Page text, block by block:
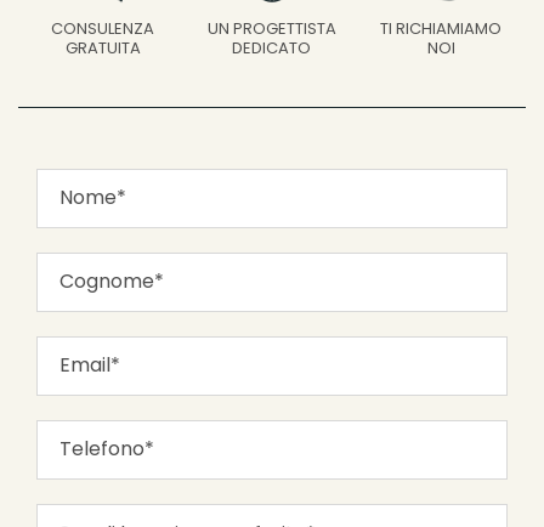
CONSULENZA
GRATUITA
UN PROGETTISTA
DEDICATO
TI RICHIAMIAMO
NOI